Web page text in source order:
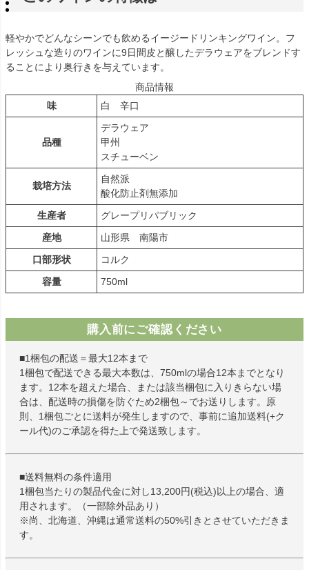
軽やかでどんなシーンでも飲めるイージードリンキングワイン。フ
レッシュな造りのワインに9日間皮と醸したデラウェアをブレンドす
ることにより奥行きを与えています。
商品情報
味
白 辛口
品種
デラウェア
甲州
スチューベン
栽培方法
自然派
酸化防止剤無添加
生産者
グレープリパブリック
産地
山形県 南陽市
口部形状
コルク
容量
750ml
購入前にご確認ください
■1梱包の配送＝最大12本まで
1梱包で配送できる最大本数は、750mlの場合12本までとなり
ます。12本を超えた場合、または該当梱包に入りきらない場
合は、配送時の損傷を防ぐため2梱包～でお送りします。原
則、1梱包ごとに送料が発生しますので、事前に追加送料(+ク
ール代)のご承認を得た上で発送致します。
■送料無料の条件適用
1梱包当たりの製品代金に対し13,200円(税込)以上の場合、適
用されます。（一部除外品あり）
※尚、北海道、沖縄は通常送料の50%引きとさせていただきま
す。